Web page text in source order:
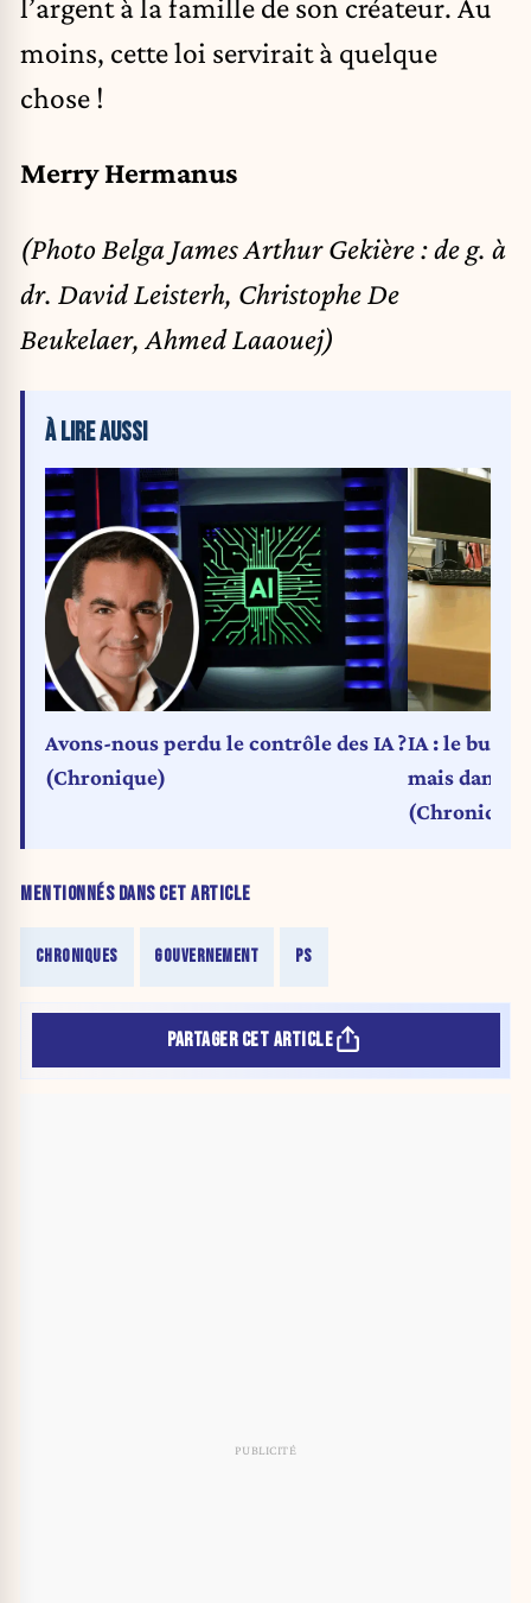
l’argent à la famille de son créateur. Au
moins, cette loi servirait à quelque
chose !
Merry Hermanus
(Photo Belga James Arthur Gekière : de g. à
dr. David Leisterh, Christophe De
Beukelaer, Ahmed Laaouej)
MENTIONNÉS DANS CET ARTICLE
CHRONIQUES GOUVERNEMENT PS
À LIRE AUSSI
Avons-nous perdu le contrôle des IA ?
(Chronique)
IA : le bug
mais dans
(Chronique)
PARTAGER CET ARTICLE